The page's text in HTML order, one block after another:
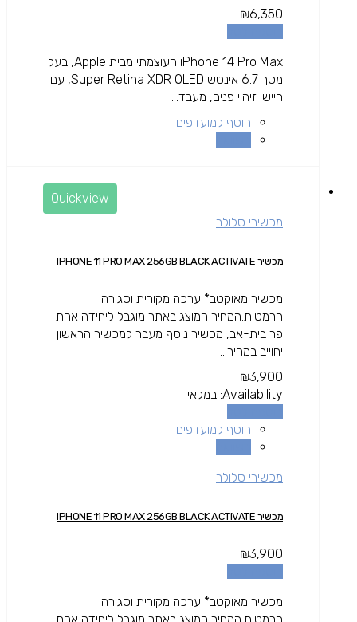
₪6,350
iPhone 14 Pro Max העוצמתי מבית Apple, בעל
מסך 6.7 אינטש Super Retina XDR OLED, עם
חיישן זיהוי פנים, מעבד...
הוסף למועדפים
Quickview
מכשירי סלולר
מכשיר IPHONE 11 PRO MAX 256GB BLACK ACTIVATE
מכשיר מאוקטב* ערכה מקורית וסגורה
הרמטית.המחיר המוצג באתר מוגבל ליחידה אחת
פר בית-אב, מכשיר נוסף מעבר למכשיר הראשון
יחוייב במחיר...
₪3,900
Availability: במלאי
הוסף למועדפים
מכשירי סלולר
מכשיר IPHONE 11 PRO MAX 256GB BLACK ACTIVATE
₪3,900
מכשיר מאוקטב* ערכה מקורית וסגורה